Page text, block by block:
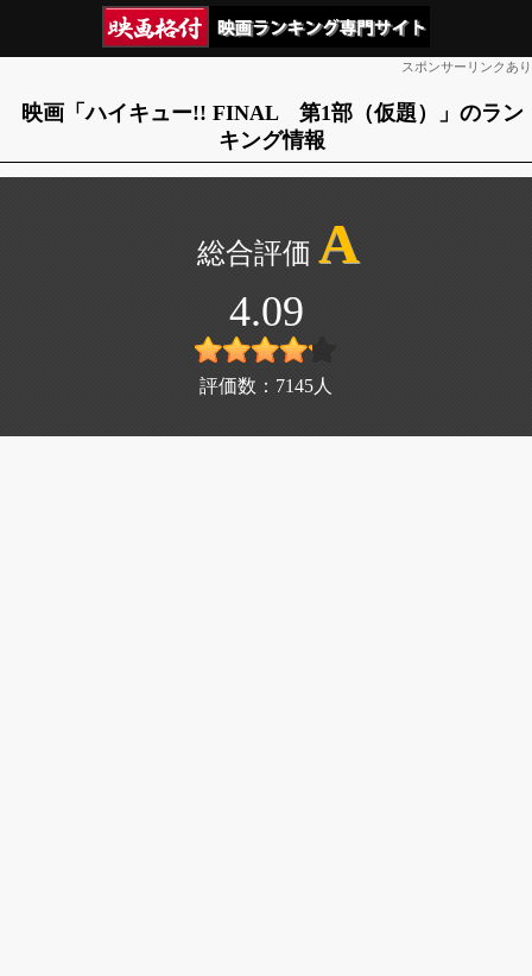
スポンサーリンクあり
映画「ハイキュー!! FINAL 第1部（仮題）」のラン
キング情報
A
4.09
評価数： 7145 人